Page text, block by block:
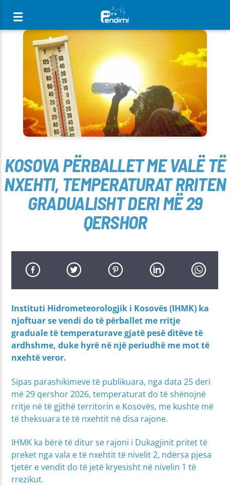
[There are no radio stations in the database]
KOSOVA PËRBALLET ME VALË TË
NXEHTI, TEMPERATURAT RRITEN
GRADUALISHT DERI MË 29
QERSHOR
Instituti Hidrometeorologjik i Kosovës (IHMK) ka
njoftuar se vendi do të përballet me rritje
graduale të temperaturave gjatë pesë ditëve të
ardhshme, duke hyrë në një periudhë me mot të
nxehtë veror.
Sipas parashikimeve të publikuara, nga data 25 deri
më 29 qershor 2026, temperaturat do të shënojnë
rritje në të gjithë territorin e Kosovës, me kushte më
të theksuara të të nxehtit në disa rajone.
IHMK ka bërë të ditur se rajoni i Dukagjinit pritet të
preket nga vala e të nxehtit të nivelit 2, ndërsa pjesa
tjetër e vendit do të jetë kryesisht në nivelin 1 të
rrezikut.